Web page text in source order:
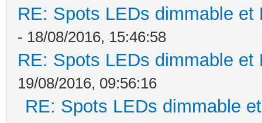
RE: Spots LEDs dimmable
- 18/08/2016, 15:46:58
RE: Spots LEDs dimmable
19/08/2016, 09:56:16
RE: Spots LEDs dimmable